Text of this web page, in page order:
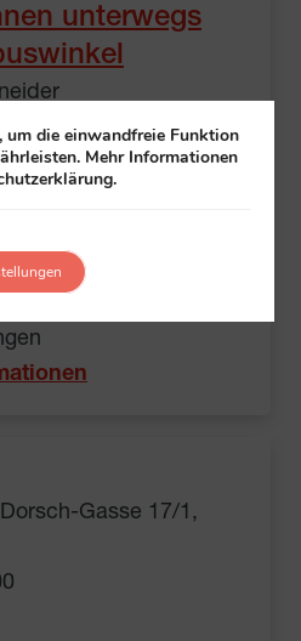
unterwegs
1, 2523 Tattendorf
Busterminal
Gasse 17/1,
um die einwandfreie Funktion
Mehr Informationen